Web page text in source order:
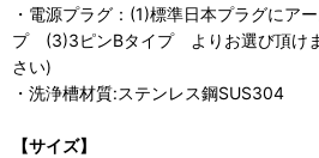
・電源プラグ：(1)標準日本プラグにア
プ (3)3ピンBタイプ よりお選び頂け
さい)
・洗浄槽材質:ステンレス鋼SUS304
【サイズ】